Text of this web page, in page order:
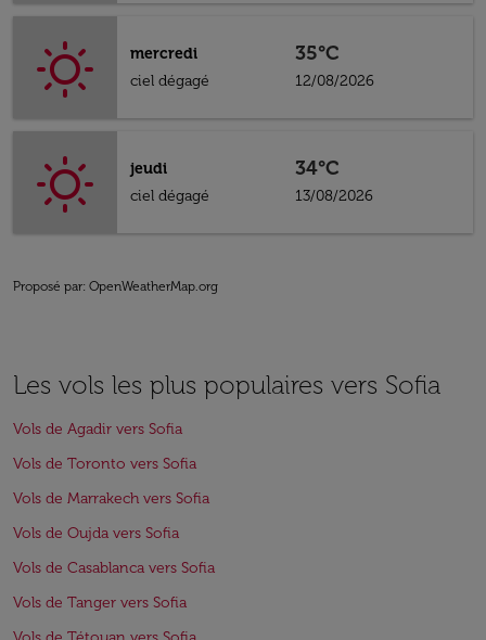
mercredi
ciel dégagé
35°C
12/08/2026
jeudi
ciel dégagé
34°C
13/08/2026
Proposé par: OpenWeatherMap.org
Les vols les plus populaires vers Sofia
Vols de Agadir vers Sofia
Vols de Toronto vers Sofia
Vols de Marrakech vers Sofia
Vols de Oujda vers Sofia
Vols de Casablanca vers Sofia
Vols de Tanger vers Sofia